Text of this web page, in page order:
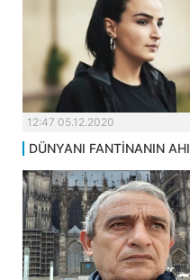
12:47 05.12.2020
DÜNYANI FANTİNANIN